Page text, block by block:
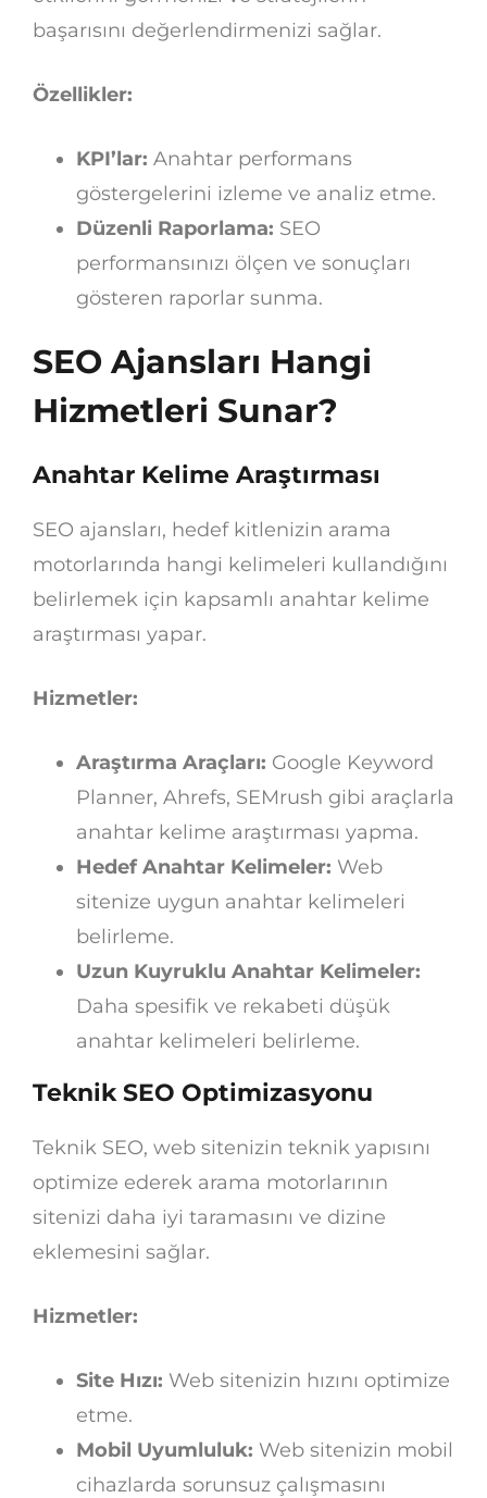
başarısını değerlendirmenizi sağlar.
Özellikler:
KPI’lar: Anahtar performans
göstergelerini izleme ve analiz etme.
Düzenli Raporlama: SEO
performansınızı ölçen ve sonuçları
gösteren raporlar sunma.
SEO Ajansları Hangi
Hizmetleri Sunar?
Anahtar Kelime Araştırması
SEO ajansları, hedef kitlenizin arama
motorlarında hangi kelimeleri kullandığını
belirlemek için kapsamlı anahtar kelime
araştırması yapar.
Hizmetler:
Araştırma Araçları: Google Keyword
Planner, Ahrefs, SEMrush gibi araçlarla
anahtar kelime araştırması yapma.
Hedef Anahtar Kelimeler: Web
sitenize uygun anahtar kelimeleri
belirleme.
Uzun Kuyruklu Anahtar Kelimeler:
Daha spesifik ve rekabeti düşük
anahtar kelimeleri belirleme.
Teknik SEO Optimizasyonu
Teknik SEO, web sitenizin teknik yapısını
optimize ederek arama motorlarının
sitenizi daha iyi taramasını ve dizine
eklemesini sağlar.
Hizmetler:
Site Hızı: Web sitenizin hızını optimize
etme.
Mobil Uyumluluk: Web sitenizin mobil
cihazlarda sorunsuz çalışmasını